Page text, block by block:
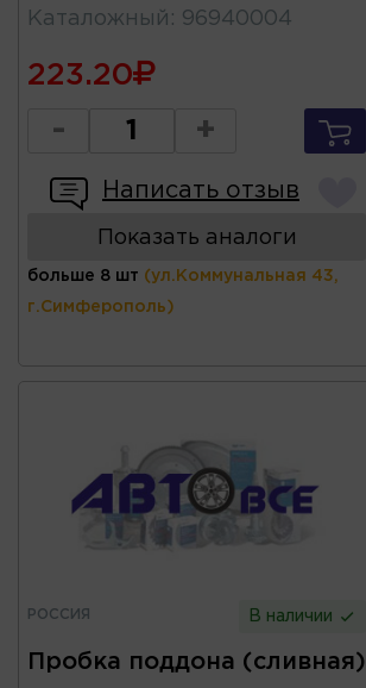
Каталожный : 96940004
223.20
- +
Написать отзыв
Показать аналоги
больше 8 шт (ул.Коммунальная 43,
г.Симферополь)
РОССИЯ В наличии
Пробка поддона (сливная)